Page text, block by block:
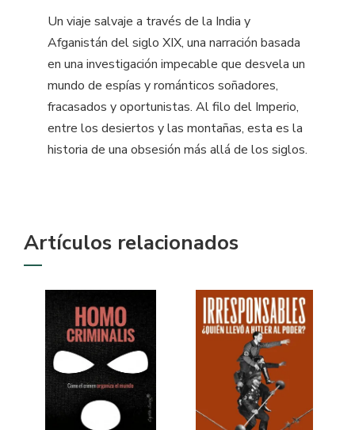
Un viaje salvaje a través de la India y
Afganistán del siglo XIX, una narración basada
en una investigación impecable que desvela un
mundo de espías y románticos soñadores,
fracasados y oportunistas. Al filo del Imperio,
entre los desiertos y las montañas, esta es la
historia de una obsesión más allá de los siglos.
Artículos relacionados